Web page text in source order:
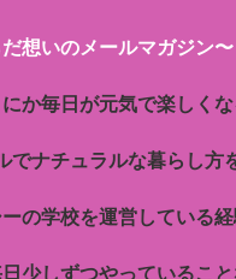
想いのメールマガジン〜
か毎日が元気で楽しくな
でナチュラルな暮らし方
の学校を運営している経
少しずつやっているこ